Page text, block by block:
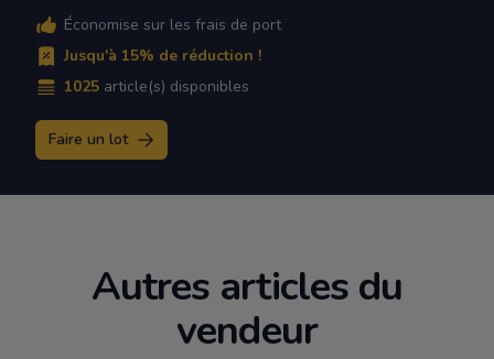
Économise sur les frais de port
Jusqu'à 15% de réduction !
1025 article(s) disponibles
Faire un lot
Autres articles du
vendeur